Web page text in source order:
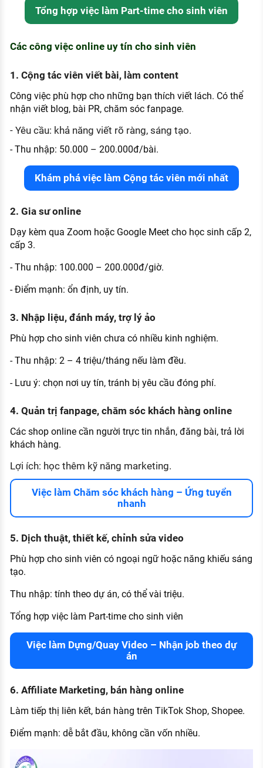
Tổng hợp việc làm Part-time cho sinh viên
Các công việc online uy tín cho sinh viên
1. Cộng tác viên viết bài, làm content
Công việc phù hợp cho những bạn thích viết lách. Có thể
nhận viết blog, bài PR, chăm sóc fanpage.
- Yêu cầu: khả năng viết rõ ràng, sáng tạo.
- Thu nhập: 50.000 – 200.000đ/bài.
Khám phá việc làm Cộng tác viên mới nhất
2. Gia sư online
Dạy kèm qua Zoom hoặc Google Meet cho học sinh cấp 2,
cấp 3.
- Thu nhập: 100.000 – 200.000đ/giờ.
- Điểm mạnh: ổn định, uy tín.
3. Nhập liệu, đánh máy, trợ lý ảo
Phù hợp cho sinh viên chưa có nhiều kinh nghiệm.
- Thu nhập: 2 – 4 triệu/tháng nếu làm đều.
- Lưu ý: chọn nơi uy tín, tránh bị yêu cầu đóng phí.
4. Quản trị fanpage, chăm sóc khách hàng online
Các shop online cần người trực tin nhắn, đăng bài, trả lời
khách hàng.
Lợi ích: học thêm kỹ năng marketing.
Việc làm Chăm sóc khách hàng – Ứng tuyển
nhanh
5. Dịch thuật, thiết kế, chỉnh sửa video
Phù hợp cho sinh viên có ngoại ngữ hoặc năng khiếu sáng
tạo.
Thu nhập: tính theo dự án, có thể vài triệu.
Tổng hợp việc làm Part-time cho sinh viên
Việc làm Dựng/Quay Video – Nhận job theo dự
án
6. Affiliate Marketing, bán hàng online
Làm tiếp thị liên kết, bán hàng trên TikTok Shop, Shopee.
Điểm mạnh: dễ bắt đầu, không cần vốn nhiều.